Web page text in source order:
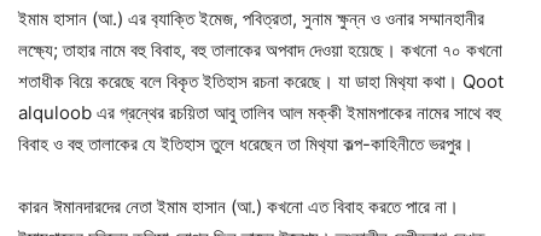
ইমাম হাসান (আ.) এর ব‍্যাক্তি ইমেজ, পবিত্রতা, সুনাম ক্ষুন্ন ও ওনার সম্মানহানীর
লক্ষ‍্যে; তাহার নামে বহু বিবাহ, বহু তালাকের অপবাদ দেওয়া হয়েছে। কখনো ৭০ কখনো
শতাধীক বিয়ে করেছে বলে বিকৃত ইতিহাস রচনা করেছে। যা ডাহা মিথ‍্যা কথা। Qoot
alquloob এর গ্রন্থের রচয়িতা আবু তালিব আল মক্কী ইমামপাকের নামের সাথে বহু
বিবাহ ও বহু তালাকের যে ইতিহাস তুলে ধরেছেন তা মিথ‍্যা কল্প-কাহিনীতে ভরপুর।
কারন ঈমানদারদের নেতা ইমাম হাসান (আ.) কখনো এত বিবাহ করতে পারে না।